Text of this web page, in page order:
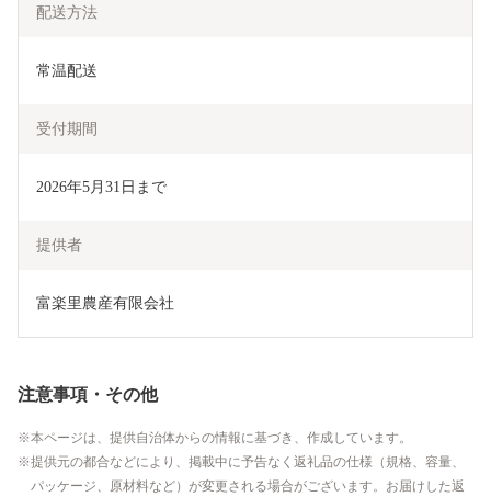
配送方法
常温配送
受付期間
2026年5月31日まで
提供者
富楽里農産有限会社
注意事項・その他
本ページは、提供自治体からの情報に基づき、作成しています。
提供元の都合などにより、掲載中に予告なく返礼品の仕様（規格、容量、
パッケージ、原材料など）が変更される場合がございます。お届けした返